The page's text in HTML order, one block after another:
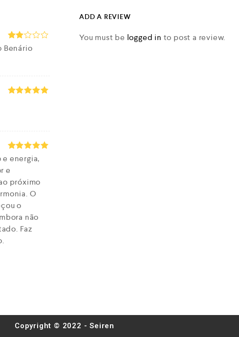
Rate
Benário
Rated5
out of 5
energia,
e
próximo
O
o
não
Faz
ADD A REVIEW
You must be logged in to post a review.
Copyright © 2022 - Seiren